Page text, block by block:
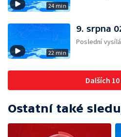
24 min
22 min
9. srpna
Poslední
Dalších
Ostatní také